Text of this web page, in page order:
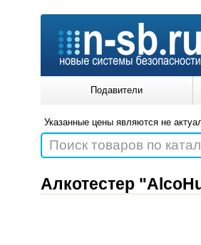
Алкотестер
Подавители
Указанные цены являются не
Поиск товаров по